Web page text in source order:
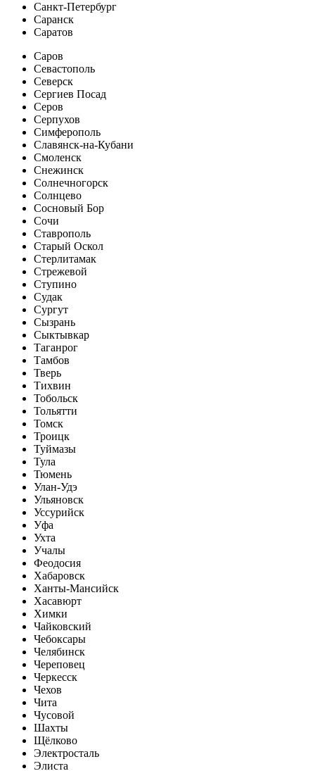
Санкт-Петербург
Саранск
Саратов
Саров
Севастополь
Северск
Сергиев Посад
Серов
Серпухов
Симферополь
Славянск-на-Кубани
Смоленск
Снежинск
Солнечногорск
Солнцево
Сосновый Бор
Сочи
Ставрополь
Старый Оскол
Стерлитамак
Стрежевой
Ступино
Судак
Сургут
Сызрань
Сыктывкар
Таганрог
Тамбов
Тверь
Тихвин
Тобольск
Тольятти
Томск
Троицк
Туймазы
Тула
Тюмень
Улан-Удэ
Ульяновск
Уссурийск
Уфа
Ухта
Учалы
Феодосия
Хабаровск
Ханты-Мансийск
Хасавюрт
Химки
Чайковский
Чебоксары
Челябинск
Череповец
Черкесск
Чехов
Чита
Чусовой
Шахты
Щёлково
Электросталь
Элиста